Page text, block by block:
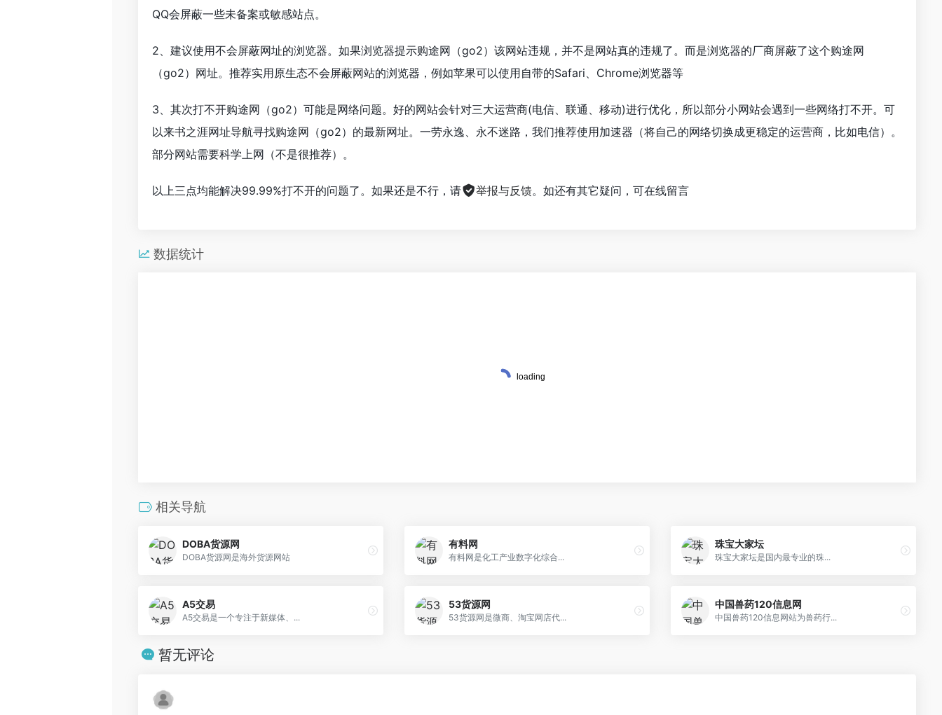
QQ会屏蔽一些未备案或敏感站点。
2、建议使用不会屏蔽网址的浏览器。如果浏览器提示购途网（go2）该网站违规，并不是网站真的违规了。而是浏览器的厂商屏蔽了这个购途网
（go2）网址。推荐实用原生态不会屏蔽网站的浏览器，例如苹果可以使用自带的Safari、Chrome浏览器等
3、其次打不开购途网（go2）可能是网络问题。好的网站会针对三大运营商(电信、联通、移动)进行优化，所以部分小网站会遇到一些网络打不开。可
以来书之涯网址导航寻找购途网（go2）的最新网址。一劳永逸、永不迷路，我们推荐使用加速器（将自己的网络切换成更稳定的运营商，比如电信）。
部分网站需要科学上网（不是很推荐）。
以上三点均能解决99.99%打不开的问题了。如果还是不行，请 举报与反馈。如还有其它疑问，可在线留言
数据统计
相关导航
DOBA货源网
DOBA货源网是海外货源网站
有料网
有料网是化工产业数字化综合...
珠宝大家坛
珠宝大家坛是国内最专业的珠...
A5交易
A5交易是一个专注于新媒体、...
53货源网
53货源网是微商、淘宝网店代...
中国兽药120信息网
中国兽药120信息网站为兽药行...
暂无评论